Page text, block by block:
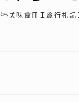
𓆸美味食冊Ｉ旅行札記